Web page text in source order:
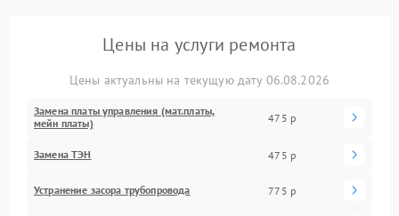
Цены на услуги ремонта
Цены актуальны на текущую дату 06.08.2026
Замена платы управления (мат.платы,
мейн платы)
475 р
Замена ТЭН 475 р
Устранение засора трубопровода 775 р